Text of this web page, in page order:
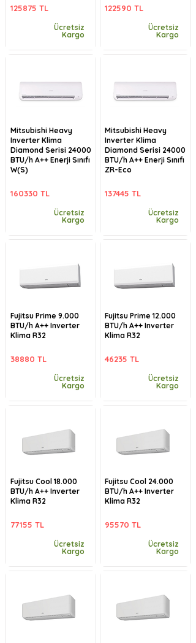
125875 TL
Ücretsiz
Kargo
Mitsubishi Heavy
Inverter Klima
Diamond Serisi 24000
BTU/h A++ Enerji Sınıfı
W(S)
160330 TL
Ücretsiz
Kargo
Fujitsu Prime 9.000
BTU/h A++ Inverter
Klima R32
38880 TL
Ücretsiz
Kargo
Fujitsu Cool 18.000
BTU/h A++ Inverter
Klima R32
77155 TL
Ücretsiz
Kargo
122590 TL
Ücretsiz
Kargo
Mitsubishi Heavy
Inverter Klima
Diamond Serisi 24000
BTU/h A++ Enerji Sınıfı
ZR-Eco
137445 TL
Ücretsiz
Kargo
Fujitsu Prime 12.000
BTU/h A++ Inverter
Klima R32
46235 TL
Ücretsiz
Kargo
Fujitsu Cool 24.000
BTU/h A++ Inverter
Klima R32
95570 TL
Ücretsiz
Kargo